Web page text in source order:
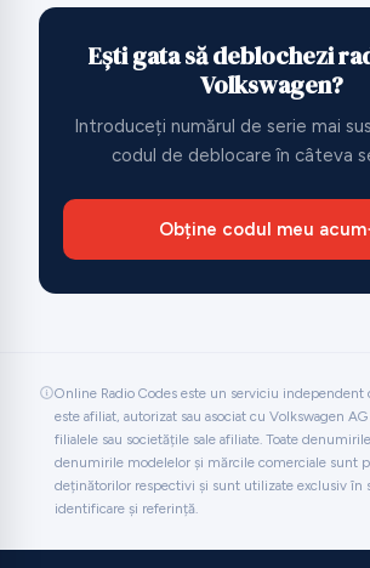
Ești gata să deblochezi
Volkswagen?
Introduceți numărul de serie mai
codul de deblocare în câteva
Obține codul meu acum
Online Radio Codes este un serviciu independent
este afiliat, autorizat sau asociat cu Volkswagen
filialele sau societățile sale afiliate. Toate
denumirile modelelor și mărcile comerciale sunt
deținătorilor respectivi și sunt utilizate exclusiv în
identificare și referință.